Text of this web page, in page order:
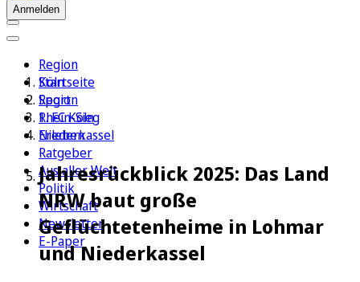
Anmelden
Region
Köln
Sport
1. FC Köln
Erleben
Ratgeber
Aus aller Welt
Politik
Wirtschaft
Newsletter
E-Paper
Startseite
Region
Rhein-Sieg
Niederkassel
Jahresrückblick 2025: Das Land
NRW baut große
Geflüchtetenheime in Lohmar
und Niederkassel